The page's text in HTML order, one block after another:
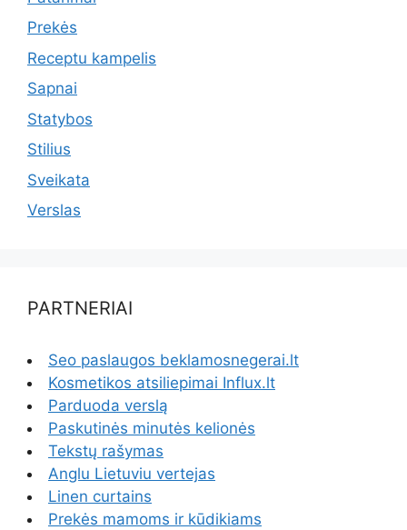
Prekės
Receptu kampelis
Sapnai
Statybos
Stilius
Sveikata
Verslas
PARTNERIAI
Seo paslaugos beklamosnegerai.lt
Kosmetikos atsiliepimai Influx.lt
Parduoda verslą
Paskutinės minutės kelionės
Tekstų rašymas
Anglu Lietuviu vertejas
Linen curtains
Prekės mamoms ir kūdikiams